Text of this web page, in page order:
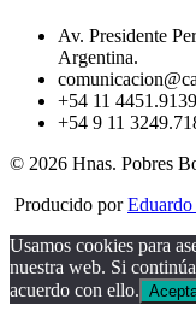
Av. Presidente
Argentina.
+54 11 4451.9139
+54 9 11
© 2026 Hnas. Pobres
Producido por
Usamos cookies para
nuestra web. Si
acuerdo con ello.